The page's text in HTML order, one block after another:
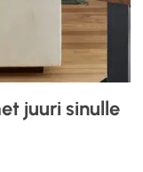
juuri sinulle